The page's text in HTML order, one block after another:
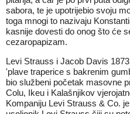
sabora, te je upotrijebio svoju
toga mnogi to nazivaju
kasnije dovesti do onog što će
cezaropapizam.
Levi Strauss i Jacob Davis
'plave traperice s bakrenim
bio službeni početak masovne
Colu, Ikeu i Kalašnjikov
Kompaniju Levi Strauss & Co.